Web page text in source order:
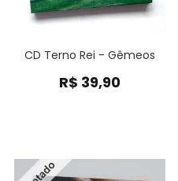
CD Terno Rei - Gêmeos
R$ 39,90